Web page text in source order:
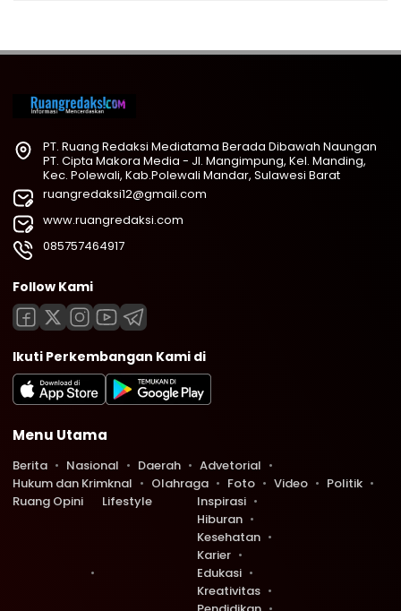
PT. Ruang Redaksi Mediatama Berada Dibawah Naungan
PT. Cipta Makora Media - Jl. Mangimpung, Kel. Manding,
Kec. Polewali, Kab.Polewali Mandar, Sulawesi Barat
ruangredaksi12@gmail.com
www.ruangredaksi.com
085757464917
Follow Kami
Ikuti Perkembangan Kami di
Menu Utama
Berita Nasional Daerah
Advetorial
Hukum dan Krimknal
Olahraga Foto Video
Politik
Ruang Opini
Lifestyle
Inspirasi
Hiburan
Kesehatan
Karier
Edukasi
Kreativitas